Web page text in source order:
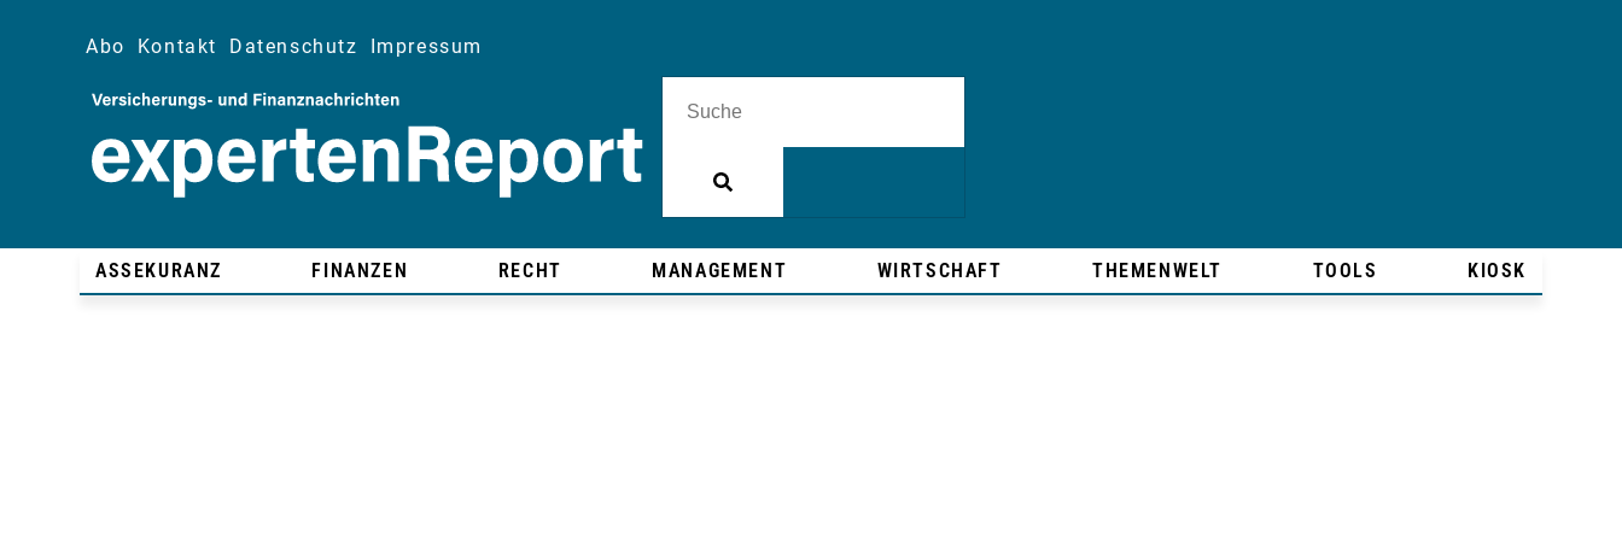
Abo Kontakt Datenschutz Impressum
ASSEKURANZ FINANZEN RECHT MANAGEMENT WIRTSCHAFT THEMENWELT TOOLS KIOSK